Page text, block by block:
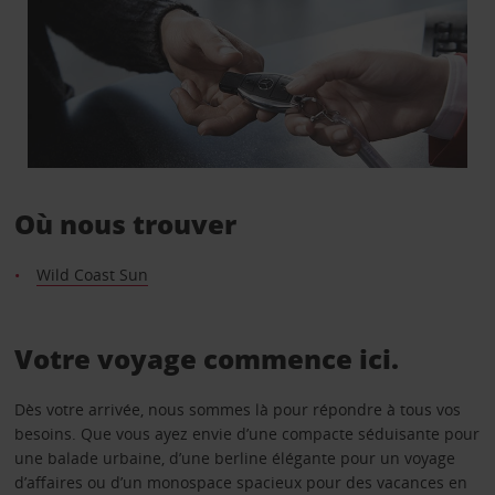
Où nous trouver
Wild Coast Sun
Votre voyage commence ici.
Dès votre arrivée, nous sommes là pour répondre à tous vos
besoins. Que vous ayez envie d’une compacte séduisante pour
une balade urbaine, d’une berline élégante pour un voyage
d’affaires ou d’un monospace spacieux pour des vacances en